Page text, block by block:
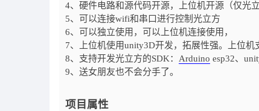
4、硬件电路和源代码开源，上位机开源（仅光立
5、可以连接wifi和串口进行控制光立方
6、可以独立使用，可以上位机连接使用，
7、上位机使用unity3D开发，拓展性强。上位机
8、支持开发光立方的SDK： Arduino esp32、
9、送女朋友也不会分手了。
项目属性